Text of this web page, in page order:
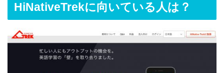
HiNativeTrekに向いている人は？